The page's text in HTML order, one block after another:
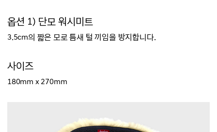
옵션 1) 단모 워시미트
3.5cm의 짧은 모로 틈새 털 끼임을 방지합니다.
사이즈
180mm x 270mm